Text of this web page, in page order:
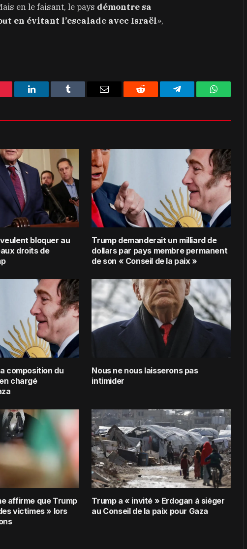
en le faisant, le pays démontre sa
en évitant l’escalade avec Israël»,
LinkedIn Tumblr Email Reddit Telegram WhatsApp
bloquer au
droits de
Trump demanderait un milliard de
dollars par pays membre permanent
de son « Conseil de la paix »
composition du
chargé
Nous ne nous laisserons pas
intimider
affirme que Trump
victimes » lors
Trump a « invité » Erdogan à siéger
au Conseil de la paix pour Gaza